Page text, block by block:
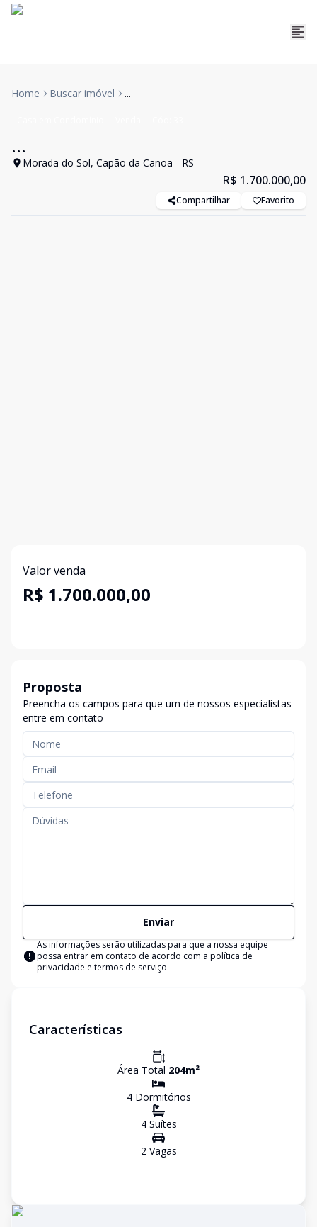
Home Buscar imóvel ...
...
Morada do Sol, Capão da Canoa - RS
R$ 1.700.000,00
Compartilhar Favorito
Valor venda
R$ 1.700.000,00
Proposta
Preencha os campos para que um de nossos especialistas
entre em contato
Enviar
As informações serão utilizadas para que a nossa equipe
possa entrar em contato de acordo com a política de
privacidade e termos de serviço
Características
Área Total 204m²
4Dormitórios
4Suítes
2Vagas